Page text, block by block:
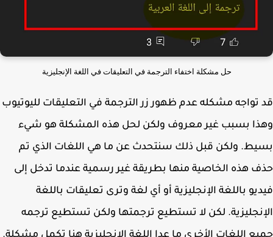
حل مشكلة اختفاء الترجمة في التعليقات في اللغة الإنجليزية
تواجه مشكله عدم ظهور زر الترجمة في التعليقات لليوتيوب
بسبب غير معروف ولكن لحل هذه المشكلة هو شيء
ولكن قبل ذلك سنتحدث عن ما هي اللغات الذي تم
هذه الخاصية منها بطريقة غير رسمية عندما تدخل إلى
باللغة الإنجليزية أو أي لغة وترى تعليقات باللغة
لكن لا تستطيع ترجمتها ولكن تستطيع ترجمه